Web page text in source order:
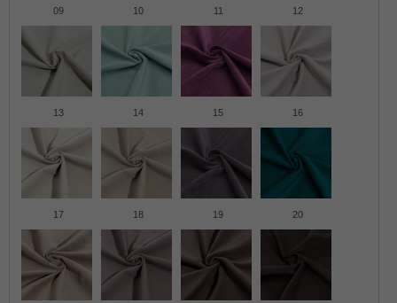
09 10 11 12
13 14 15 16
17 18 19 20